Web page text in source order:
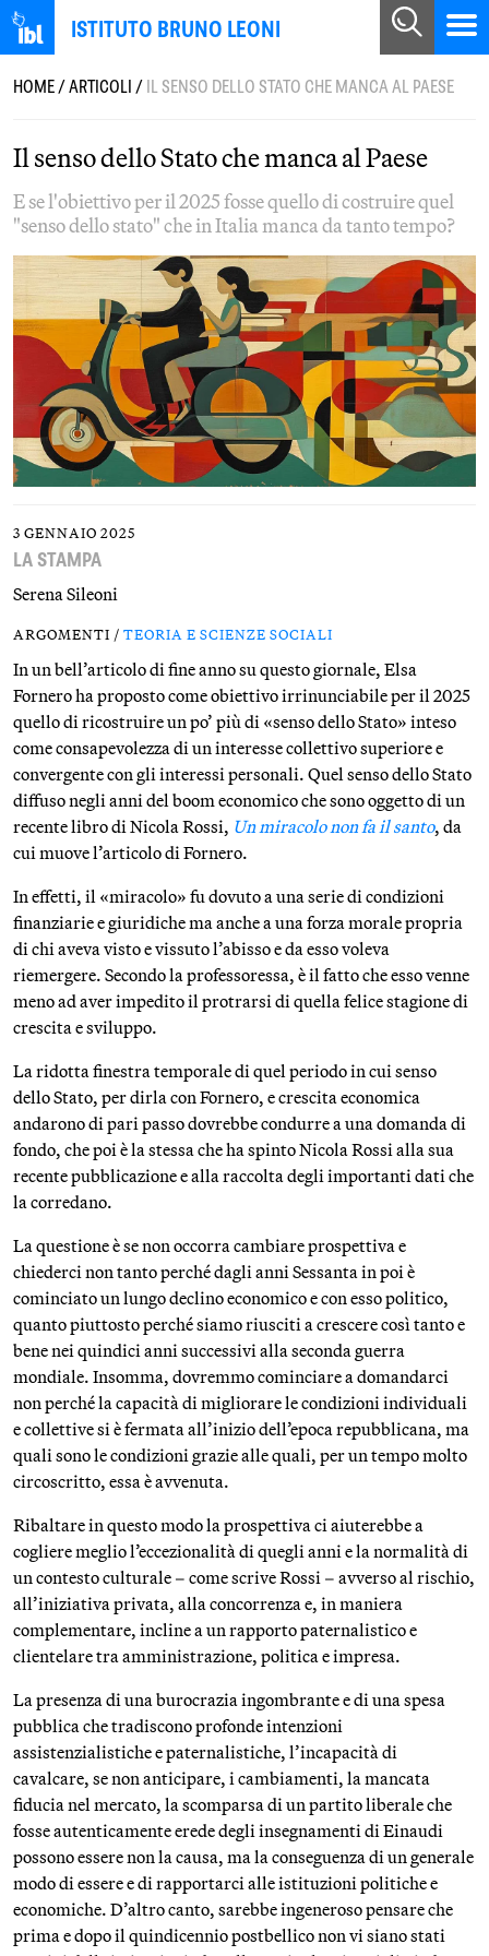
ISTITUTO BRUNO LEONI
HOME/ARTICOLI/IL SENSO DELLO STATO CHE MANCA AL PAESE
Il senso dello Stato che manca al Paese
E se l'obiettivo per il 2025 fosse quello di costruire quel
"senso dello stato" che in Italia manca da tanto tempo?
3 GENNAIO 2025
LA STAMPA
Serena Sileoni
ARGOMENTI / TEORIA E SCIENZE SOCIALI
In un bell’articolo di fine anno su questo giornale, Elsa
Fornero ha proposto come obiettivo irrinunciabile per il 2025
quello di ricostruire un po’ più di «senso dello Stato» inteso
come consapevolezza di un interesse collettivo superiore e
convergente con gli interessi personali. Quel senso dello Stato
diffuso negli anni del boom economico che sono oggetto di un
recente libro di Nicola Rossi, Un miracolo non fa il santo, da
cui muove l’articolo di Fornero.
In effetti, il «miracolo» fu dovuto a una serie di condizioni
finanziarie e giuridiche ma anche a una forza morale propria
di chi aveva visto e vissuto l’abisso e da esso voleva
riemergere. Secondo la professoressa, è il fatto che esso venne
meno ad aver impedito il protrarsi di quella felice stagione di
crescita e sviluppo.
La ridotta finestra temporale di quel periodo in cui senso
dello Stato, per dirla con Fornero, e crescita economica
andarono di pari passo dovrebbe condurre a una domanda di
fondo, che poi è la stessa che ha spinto Nicola Rossi alla sua
recente pubblicazione e alla raccolta degli importanti dati che
la corredano.
La questione è se non occorra cambiare prospettiva e
chiederci non tanto perché dagli anni Sessanta in poi è
cominciato un lungo declino economico e con esso politico,
quanto piuttosto perché siamo riusciti a crescere così tanto e
bene nei quindici anni successivi alla seconda guerra
mondiale. Insomma, dovremmo cominciare a domandarci
non perché la capacità di migliorare le condizioni individuali
e collettive si è fermata all’inizio dell’epoca repubblicana, ma
quali sono le condizioni grazie alle quali, per un tempo molto
circoscritto, essa è avvenuta.
Ribaltare in questo modo la prospettiva ci aiuterebbe a
cogliere meglio l’eccezionalità di quegli anni e la normalità di
un contesto culturale – come scrive Rossi – avverso al rischio,
all’iniziativa privata, alla concorrenza e, in maniera
complementare, incline a un rapporto paternalistico e
clientelare tra amministrazione, politica e impresa.
La presenza di una burocrazia ingombrante e di una spesa
pubblica che tradiscono profonde intenzioni
assistenzialistiche e paternalistiche, l’incapacità di
cavalcare, se non anticipare, i cambiamenti, la mancata
fiducia nel mercato, la scomparsa di un partito liberale che
fosse autenticamente erede degli insegnamenti di Einaudi
possono essere non la causa, ma la conseguenza di un generale
modo di essere e di rapportarci alle istituzioni politiche e
economiche. D’altro canto, sarebbe ingeneroso pensare che
prima e dopo il quindicennio postbellico non vi siano stati